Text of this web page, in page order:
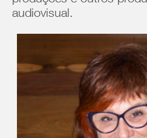
audiovisual.